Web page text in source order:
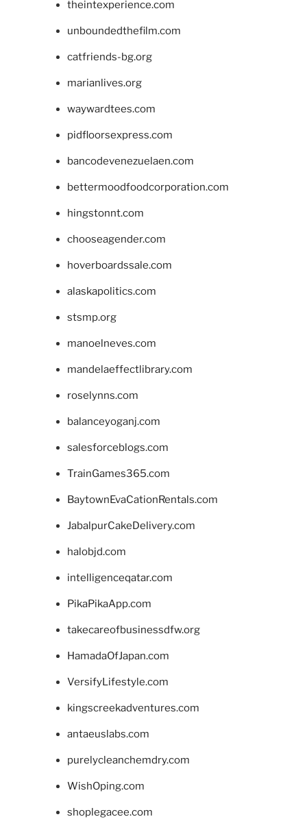
theintexperience.com
unboundedthefilm.com
catfriends-bg.org
marianlives.org
waywardtees.com
pidfloorsexpress.com
bancodevenezuelaen.com
bettermoodfoodcorporation.com
hingstonnt.com
chooseagender.com
hoverboardssale.com
alaskapolitics.com
stsmp.org
manoelneves.com
mandelaeffectlibrary.com
roselynns.com
balanceyoganj.com
salesforceblogs.com
TrainGames365.com
BaytownEvaCationRentals.com
JabalpurCakeDelivery.com
halobjd.com
intelligenceqatar.com
PikaPikaApp.com
takecareofbusinessdfw.org
HamadaOfJapan.com
VersifyLifestyle.com
kingscreekadventures.com
antaeuslabs.com
purelycleanchemdry.com
WishOping.com
shoplegacee.com